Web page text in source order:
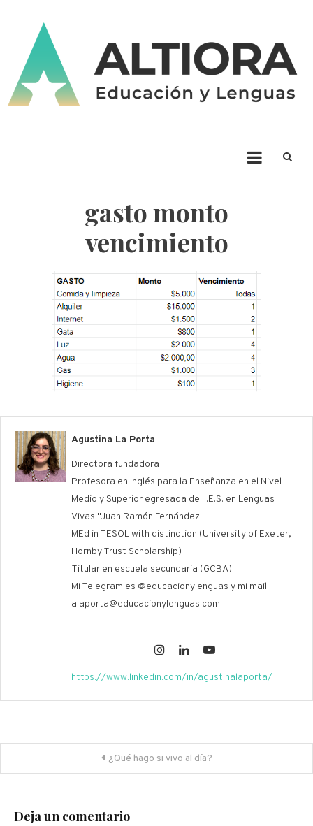
ALTIORA – Educación y
gasto monto
vencimiento
Agustina La Porta
Directora fundadora
Profesora en Inglés para la Enseñanza en el Nivel
Medio y Superior egresada del I.E.S. en Lenguas
Vivas "Juan Ramón Fernández".
MEd in TESOL with distinction (University of Exeter,
Hornby Trust Scholarship)
Titular en escuela secundaria (GCBA).
Mi Telegram es @educacionylenguas y mi mail:
alaporta@educacionylenguas.com
https://www.linkedin.com/in/agustinalaporta/
Navegación
de
entradas
¿Qué hago si vivo al día?
Deja un comentario